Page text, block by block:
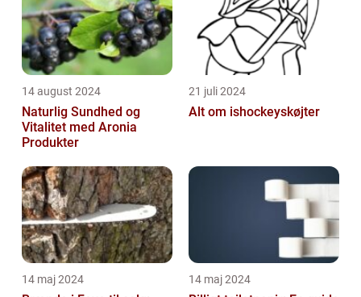
14 august 2024
Naturlig Sundhed og
Vitalitet med Aronia
Produkter
21 juli 2024
Alt om ishockeyskøjter
14 maj 2024 14 maj 2024